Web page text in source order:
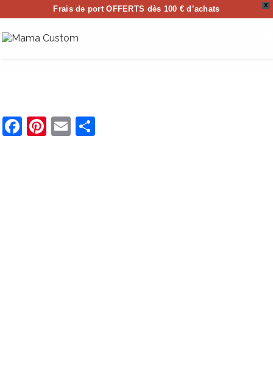
X
Frais de port OFFERTS dès 100 € d’achats
Facebook
Pinterest
Email